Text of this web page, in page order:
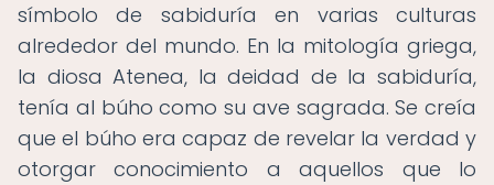
símbolo de sabiduría en varias culturas
alrededor del mundo. En la mitología griega,
la diosa Atenea, la deidad de la sabiduría,
tenía al búho como su ave sagrada. Se creía
que el búho era capaz de revelar la verdad y
otorgar conocimiento a aquellos que lo